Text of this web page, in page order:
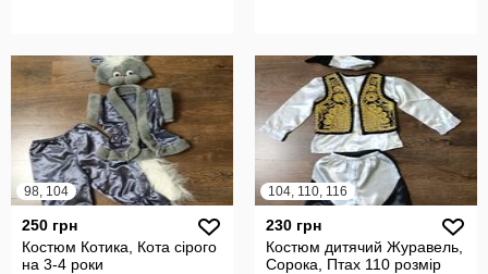
98, 104
250 грн
Костюм Котика, Кота сірого
на 3-4 роки
104, 110, 116
230 грн
Костюм дитячий Журавель,
Сорока, Птах 110 розмір